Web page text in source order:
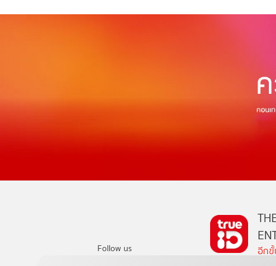
Follow us อีกขั้